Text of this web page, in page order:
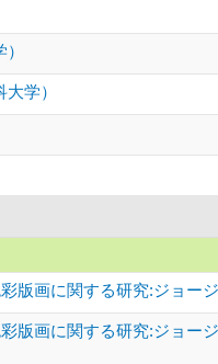
学）
版画に関する研究:ジョー
版画に関する研究:ジョー